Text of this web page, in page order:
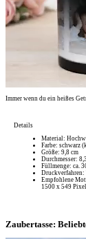
Immer wenn du ein heißes
Details
Material:
Farbe: schwarz
Größe: 9,8 cm
Durchmesser:
Füllmenge: ca.
Empfohlene
1500 x 549 Pixel
Zaubertasse: